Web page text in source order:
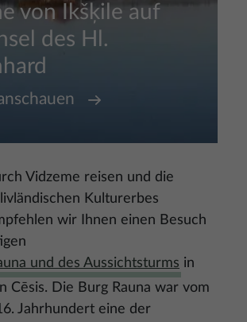
von Ikšķile auf
des Hl.
Vidzeme reisen und die
Kulturerbes
wir Ihnen einen Besuch
und des Aussichtsturms in
Cēsis. Die Burg Rauna war vom
Jahrhundert eine der